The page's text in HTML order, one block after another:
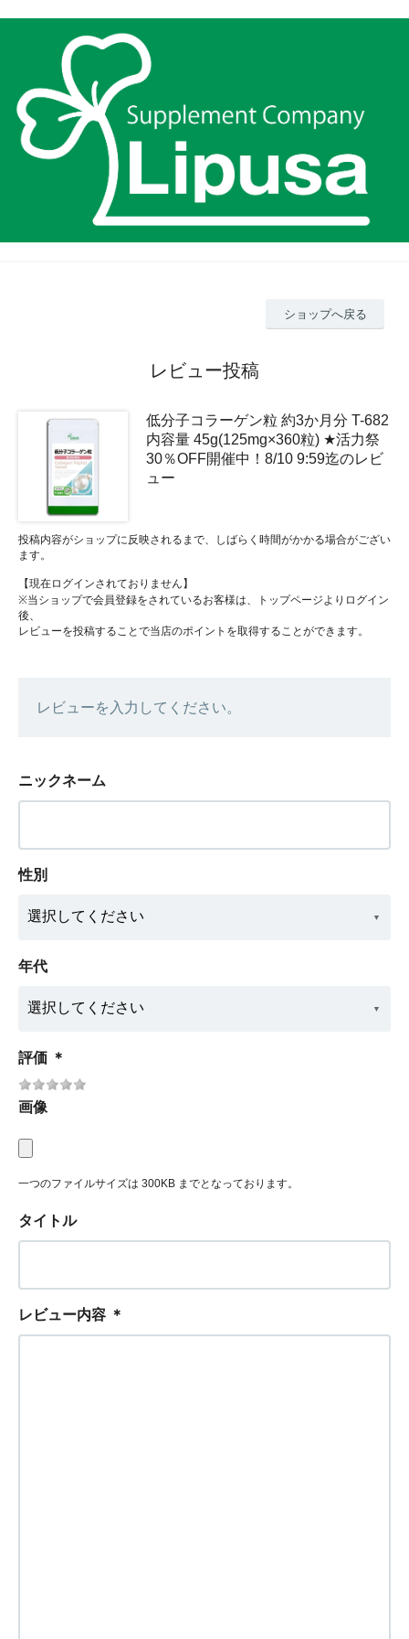
ショップへ戻る
レビュー投稿
低分子コラーゲン粒 約3か月分 T-682
内容量 45g(125mg×360粒) ★活力祭
30％OFF開催中！8/10 9:59迄のレビ
ュー
投稿内容がショップに反映されるまで、しばらく時間がかかる場合がござい
ます。
【現在ログインされておりません】
※当ショップで会員登録をされているお客様は、トップページよりログイン
後、
レビューを投稿することで当店のポイントを取得することができます。
レビューを入力してください。
ニックネーム
性別
年代
評価 ＊
画像
一つのファイルサイズは 300KB までとなっております。
タイトル
レビュー内容 ＊